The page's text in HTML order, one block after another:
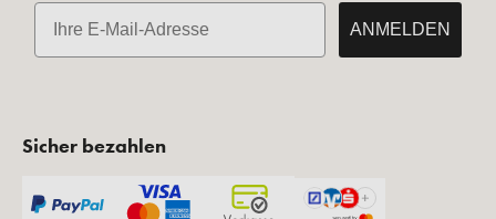
E-Mail
ANMELDEN
Sicher bezahlen